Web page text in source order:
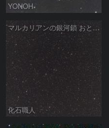
YONOH
マルカリアンの銀河鎖 おとめ座・ かみのけ座の銀河
化石職人